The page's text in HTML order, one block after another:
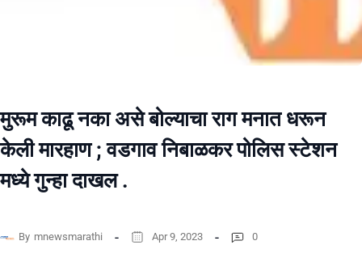
मुरूम काढू नका असे बोल्याचा राग मनात धरून
केली मारहाण ; वडगाव निबाळकर पोलिस स्टेशन
मध्ये गुन्हा दाखल .
By mnewsmarathi Apr 9, 2023 0